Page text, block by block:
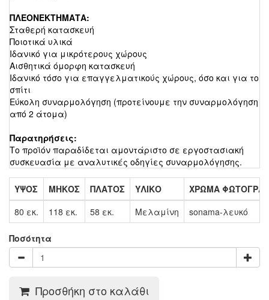
ΠΛΕΟΝΕΚΤΗΜΑΤΑ:
Σταθερή κατασκευή
Ποιοτικά υλικά
Ιδανικό για μικρότερους χώρους
Αισθητικά όμορφη κατασκευή
Ιδανικό τόσο για επαγγελματικούς χώρους, όσο και για το
σπίτι
Εύκολη συναρμολόγηση (προτείνουμε την συναρμολόγηση
από 2 άτομα)
Παρατηρήσεις:
Το προϊόν παραδίδεται αμοντάριστο σε εργοστασιακή
συσκευασία με αναλυτικές οδηγίες συναρμολόγησης.
ΥΨΟΣ ΜΗΚΟΣ ΠΛΑΤΟΣ ΥΛΙΚΟ
ΧΡΩΜΑ
80 εκ.
118 εκ. 58 εκ. Μελαμίνη sonama-λευκό
Ποσότητα
Προσθήκη στο καλάθι